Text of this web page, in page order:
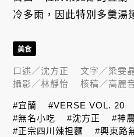
冷多雨，因此特別多羹湯
美食
口述／沈方正 文字／梁雯
攝影／林靜怡 核稿／高麗
#宜蘭 #VERSE VOL. 20
#無名小吃
#沈方正
#神
#正宗四川辣担麵
#興東路